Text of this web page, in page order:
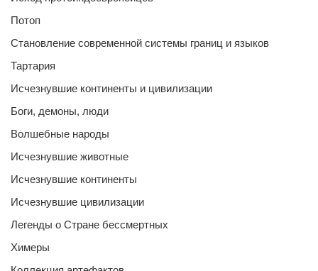
Потоп
Становление современной системы границ и языков
Тартария
Исчезнувшие континенты и цивилизации
Боги, демоны, люди
Волшебные народы
Исчезнувшие животные
Исчезнувшие континенты
Исчезнувшие цивилизации
Легенды о Стране бессмертных
Химеры